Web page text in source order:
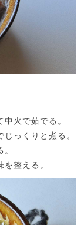
火で茹でる。
っくりと煮る。
整える。